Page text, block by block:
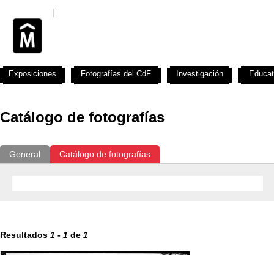
Catálogo de fotografías
General Catálogo de fotografías
Resultados 1 - 1 de 1
Exposiciones Fotografías del CdF Investigación